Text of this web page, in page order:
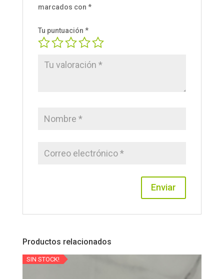
marcados con *
Tu puntuación *
Productos relacionados
SIN STOCK!